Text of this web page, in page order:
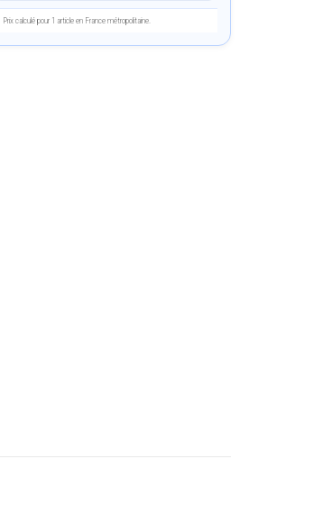
Prix calculé pour 1 article en France métropolitaine.